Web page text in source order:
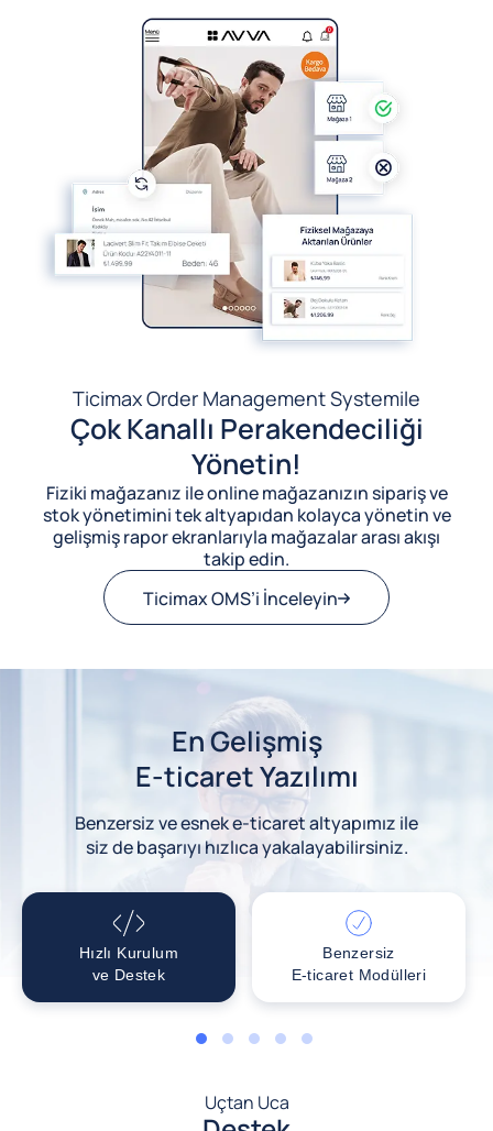
Ticimax Order Management Systemile
Çok Kanallı Perakendeciliği
Yönetin!
Fiziki mağazanız ile online mağazanızın sipariş ve
stok yönetimini tek altyapıdan kolayca yönetin ve
gelişmiş rapor ekranlarıyla mağazalar arası akışı
takip edin.
Ticimax OMS’i İnceleyin
En Gelişmiş
E-ticaret Yazılımı
Benzersiz ve esnek e-ticaret altyapımız ile
siz de başarıyı hızlıca yakalayabilirsiniz.
Hızlı Kurulum
ve Destek
Benzersiz
E-ticaret Modülleri
1 2 3 4 5
Uçtan Uca